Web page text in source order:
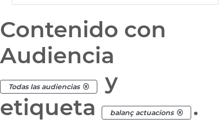
Contenido con
Audiencia
Todas las audiencias
y
etiqueta
balanç actuacions .